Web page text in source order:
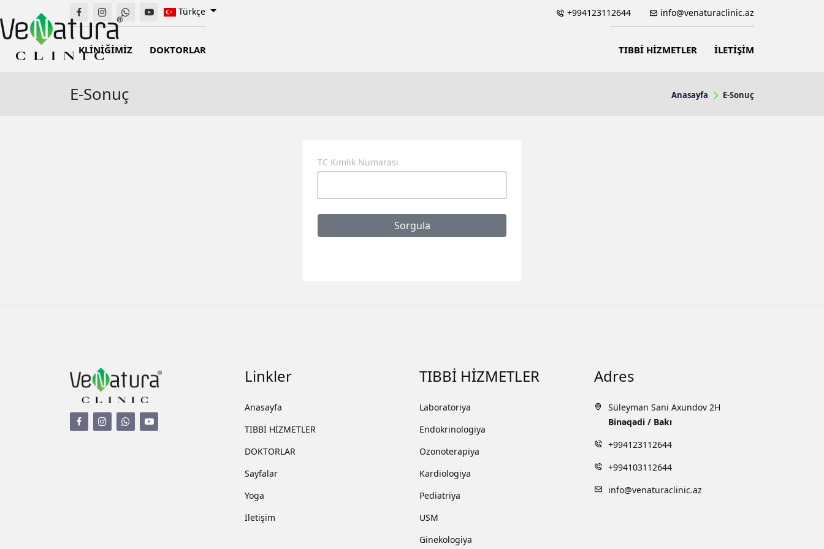
Türkçe +994123112644 info@venaturaclinic.az
KLİNİĞİMİZ DOKTORLAR TIBBİ HİZMETLER İLETİŞİM
E-Sonuç Anasayfa E-Sonuç
TC Kimlik Numarası
Sorgula
Linkler
Anasayfa
TIBBİ HİZMETLER
DOKTORLAR
Sayfalar
Yoga
İletişim
TIBBİ HİZMETLER
Laboratoriya
Endokrinologiya
Ozonoterapiya
Kardiologiya
Pediatriya
USM
Ginekologiya
Adres
Süleyman Sani Axundov 2H
Binəqədi / Bakı
+994123112644
+994103112644
info@venaturaclinic.az